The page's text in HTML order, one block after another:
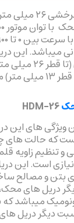
میباشد. این
ویژگی های این
است که حالت
تنظیم زاویه
است. این
بتن و مصالح
میباشد
دیگر دریل